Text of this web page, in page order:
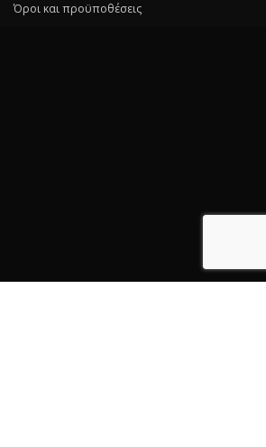
Όροι και προϋποθέσεις